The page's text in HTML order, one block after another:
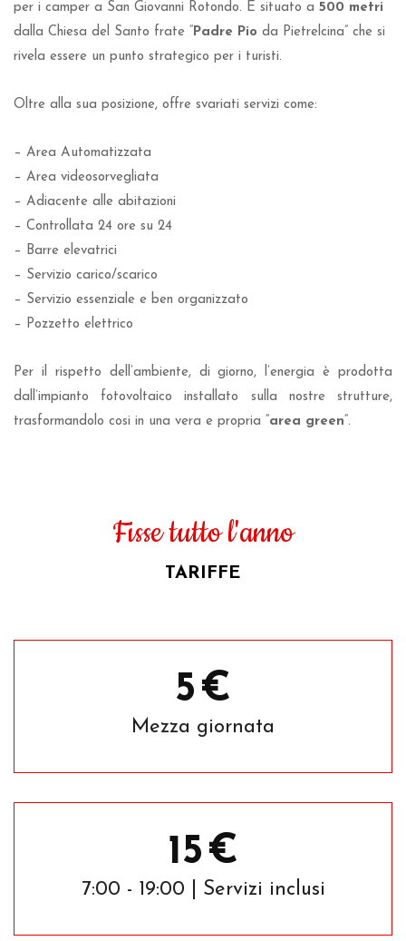
per i camper a San Giovanni Rotondo. È situato a 500 metri
dalla Chiesa del Santo frate “ Padre Pio da Pietrelcina” che si
rivela essere un punto strategico per i turisti.
Oltre alla sua posizione, offre svariati servizi come:
– Area Automatizzata
– Area videosorvegliata
– Adiacente alle abitazioni
– Controllata 24 ore su 24
– Barre elevatrici
– Servizio carico/scarico
– Servizio essenziale e ben organizzato
– Pozzetto elettrico
Per il rispetto dell’ambiente, di giorno, l’energia è prodotta
dall’impianto fotovoltaico installato sulla nostre strutture,
trasformandolo cosi in una vera e propria “ area green “.
Fisse tutto l'anno
TARIFFE
5 €
Mezza giornata
15 €
7:00 - 19:00 | Servizi inclusi